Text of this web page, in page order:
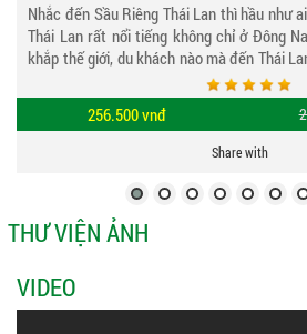
Nhắc đến Sầu Riêng Thái Lan thì hầu như
Thái Lan rất nổi tiếng không chỉ ở Đông
khắp thế giới, du khách nào mà đến Thái
sầu riêng thì xem như chuyến đi chưa
Thái Lan rất ngọt, thơm đặc biệt là hột lép
256.500 vnđ
Share with
THƯ VIỆN ẢNH
VIDEO